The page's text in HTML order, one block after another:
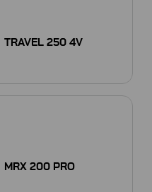
TRAVEL 250 4V
MRX 200 PRO